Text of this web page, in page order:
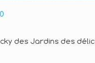
des Jardins des